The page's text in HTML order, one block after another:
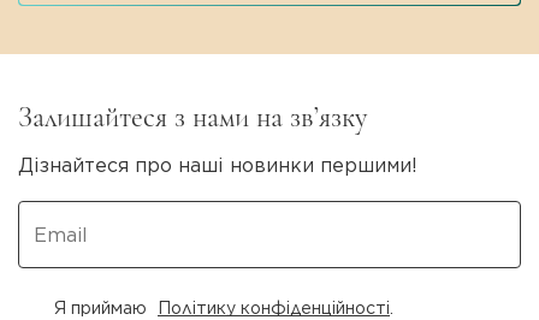
Залишайтеся з нами на зв’язку
Дізнайтеся про наші новинки першими!
Я приймаю Політику конфіденційності.